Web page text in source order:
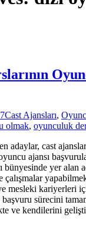
Cast Ajansları,
olmak, oyunculuk
adaylar, cast
ajansı
bünyesinde yer alan
çalışmalar
mesleki kariyerleri
başvuru sürecini
ve kendilerini